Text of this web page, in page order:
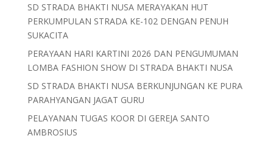
SD STRADA BHAKTI NUSA MERAYAKAN HUT
PERKUMPULAN STRADA KE-102 DENGAN PENUH
SUKACITA
PERAYAAN HARI KARTINI 2026 DAN PENGUMUMAN
LOMBA FASHION SHOW DI STRADA BHAKTI NUSA
SD STRADA BHAKTI NUSA BERKUNJUNGAN KE PURA
PARAHYANGAN JAGAT GURU
PELAYANAN TUGAS KOOR DI GEREJA SANTO
AMBROSIUS